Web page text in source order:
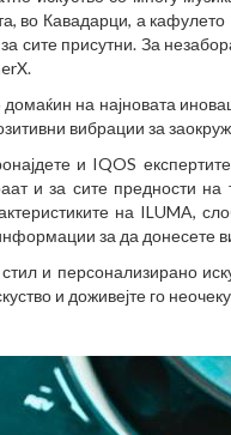
во Кавадарци, а
сите присутни. За
на најновата
вибрации за
и IQOS
и за сите предности на
на ILUMA,
за да донесете
и персонализирано
и доживејте го